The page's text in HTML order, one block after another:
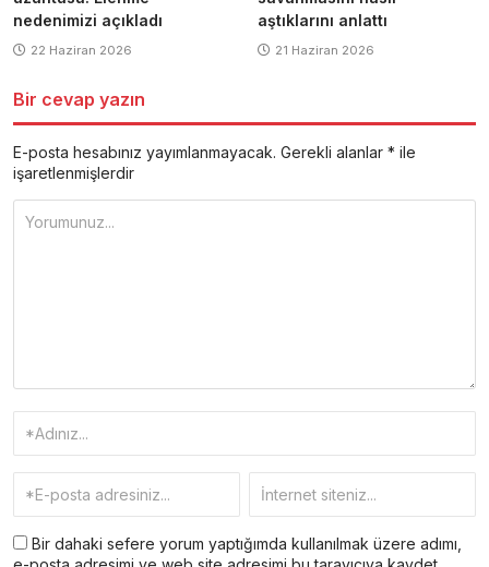
nedenimizi açıkladı
22 Haziran 2026
aştıklarını anlattı
21 Haziran 2026
Bir cevap yazın
E-posta hesabınız yayımlanmayacak. Gerekli alanlar * ile
işaretlenmişlerdir
Bir dahaki sefere yorum yaptığımda kullanılmak üzere adımı,